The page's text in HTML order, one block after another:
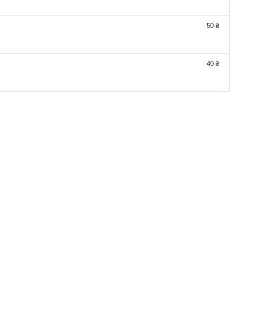
50 ₴
40 ₴